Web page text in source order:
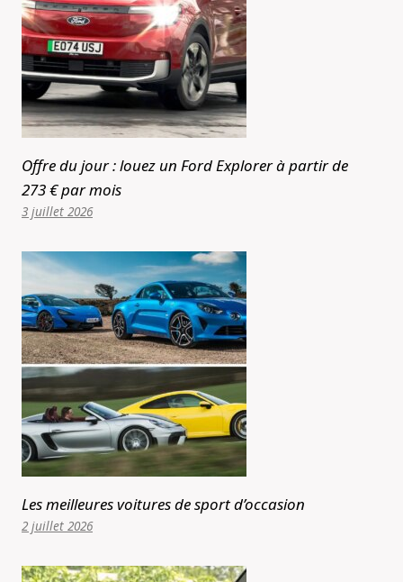
Offre du jour : louez un Ford Explorer à partir de
273 € par mois
3 juillet 2026
Les meilleures voitures de sport d’occasion
2 juillet 2026